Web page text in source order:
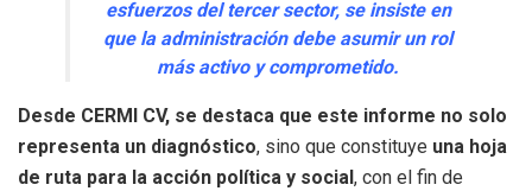
esfuerzos del tercer sector, se insiste en
que la administración debe asumir un rol
más activo y comprometido.
Desde CERMI CV, se destaca que este informe no solo
representa un diagnóstico, sino que constituye una hoja
de ruta para la acción política y social, con el fin de